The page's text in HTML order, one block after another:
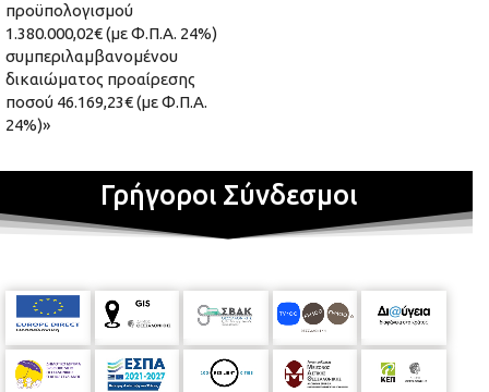
προϋπολογισμού
1.380.000,02€ (με Φ.Π.Α. 24%)
συμπεριλαμβανομένου
δικαιώματος προαίρεσης
ποσού 46.169,23€ (με Φ.Π.Α.
24%)»
Γρήγοροι Σύνδεσμοι